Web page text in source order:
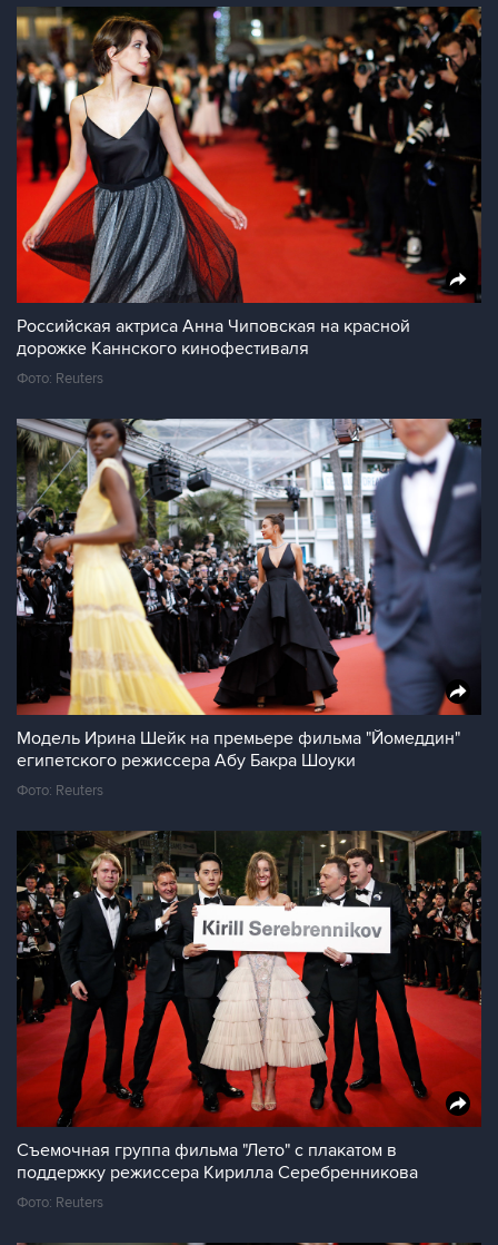
Российская актриса Анна Чиповская на красной
дорожке Каннского кинофестиваля
Фото: Reuters
Модель Ирина Шейк на премьере фильма "Йомеддин"
египетского режиссера Абу Бакра Шоуки
Фото: Reuters
Съемочная группа фильма "Лето" с плакатом в
поддержку режиссера Кирилла Серебренникова
Фото: Reuters